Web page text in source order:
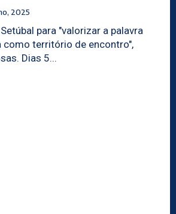
2025
para "valorizar a palavra
como território de encontro",
disse Mónica Cosas. Dias 5...